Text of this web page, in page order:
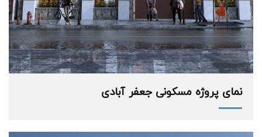
نمای پروژه مسکونی جعفر آبادی